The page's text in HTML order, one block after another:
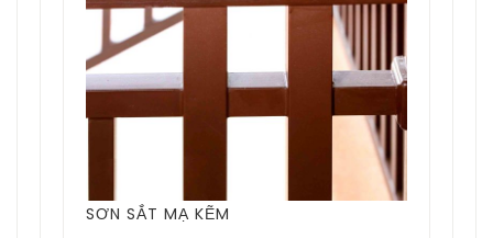
SƠN SẮT MẠ KẼM